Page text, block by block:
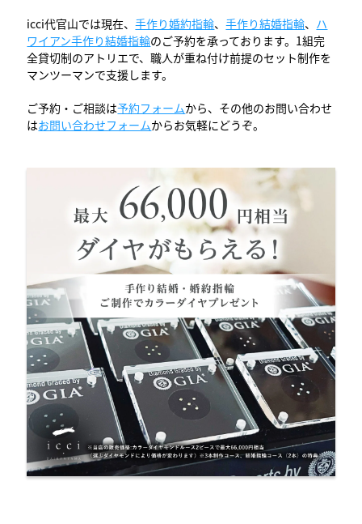
icci代官山では現在、手作り婚約指輪、手作り結婚指輪、 ハ
ワイアン手作り結婚指輪のご予約を承っております。1組完
全貸切制のアトリエで、職人が重ね付け前提のセット制作を
マンツーマンで支援します。
ご予約・ご相談は予約フォームから、その他のお問い合わせ
はお問い合わせフォームからお気軽にどうぞ。